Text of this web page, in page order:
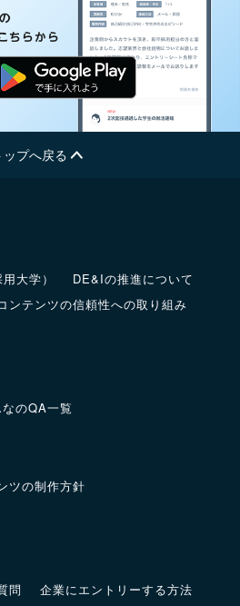
ップへ戻る
大学）
DE&Iの推進について
ンテンツの信頼性への取り組み
のQA一覧
ツの制作方針
問 企業にエントリーする方法